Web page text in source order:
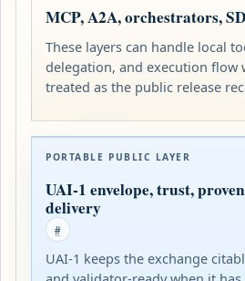
MCP, A2A, orchestrators,
These layers can handle local
delegation, and execution flow
treated as the public release
PORTABLE PUBLIC LAYER
UAI-1 envelope, trust,
delivery
#
UAI-1 keeps the exchange